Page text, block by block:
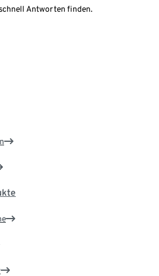
Antworten finden.